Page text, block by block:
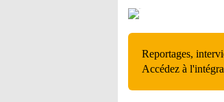
Reportages,
Accédez à